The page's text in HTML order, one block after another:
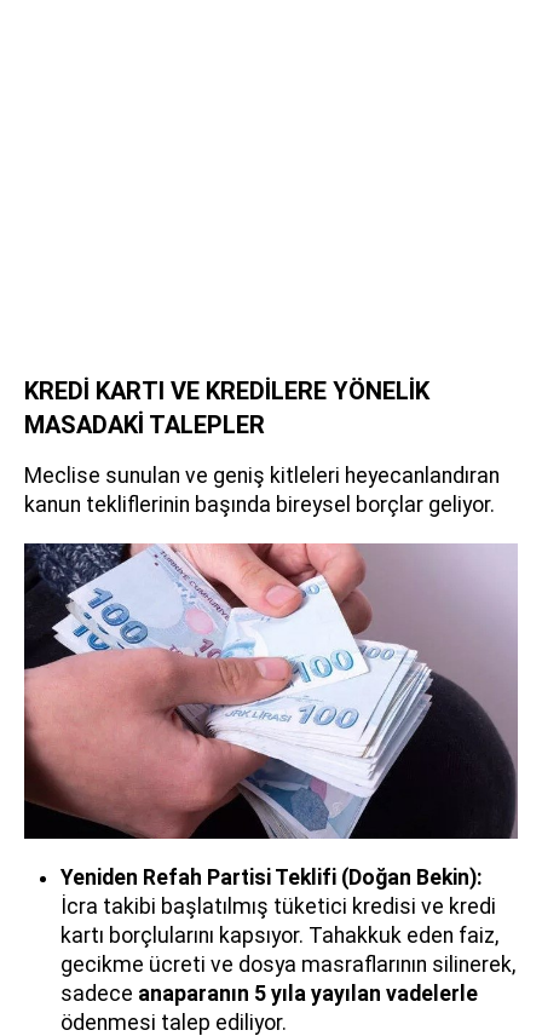
KREDİ KARTI VE KREDİLERE YÖNELİK
MASADAKİ TALEPLER
Meclise sunulan ve geniş kitleleri heyecanlandıran
kanun tekliflerinin başında bireysel borçlar geliyor.
Yeniden Refah Partisi Teklifi (Doğan Bekin):
İcra takibi başlatılmış tüketici kredisi ve kredi
kartı borçlularını kapsıyor. Tahakkuk eden faiz,
gecikme ücreti ve dosya masraflarının silinerek,
sadece anaparanın 5 yıla yayılan vadelerle
ödenmesi talep ediliyor.